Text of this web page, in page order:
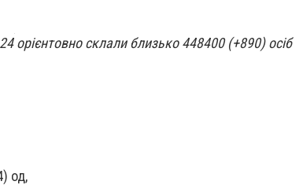
орієнтовно склали близько 448400 (+890) осіб
од,